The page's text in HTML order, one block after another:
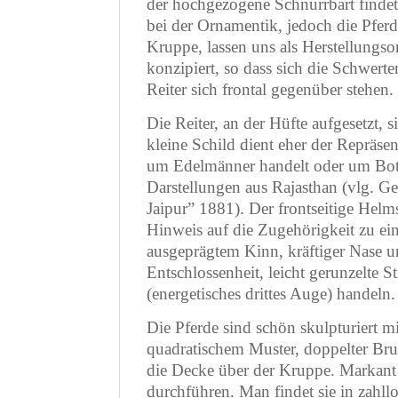
der hochgezogene Schnurrbart
bei der Ornamentik, jedoch die
Kruppe, lassen uns als
konzipiert, so dass sich die
Reiter sich frontal gegenüber stehen.
Die Reiter, an der Hüfte aufgesetzt,
kleine Schild dient eher der
um Edelmänner handelt oder um
Darstellungen aus Rajasthan (vlg.
Jaipur” 1881). Der frontseitige
Hinweis auf die Zugehörigkeit zu
ausgeprägtem Kinn, kräftiger Nase
Entschlossenheit, leicht gerunzelte
(energetisches drittes Auge) handeln.
Die Pferde sind schön skulpturiert
quadratischem Muster, doppelter
die Decke über der Kruppe.
durchführen. Man findet sie in